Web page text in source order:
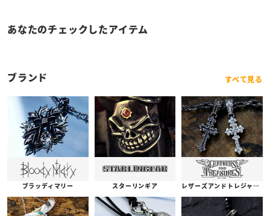
あなたのチェックしたアイテム
ブランド すべて見る
ブラッディマリー スターリンギア レザーズアンドトレジャーズ